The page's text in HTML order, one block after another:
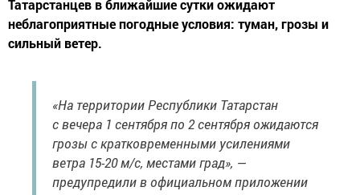
Татарстанцев в ближайшие сутки ожидают
неблагоприятные погодные условия: туман, грозы и
сильный ветер.
«На территории Республики Татарстан
с вечера 1 сентября по 2 сентября ожидаются
грозы с кратковременными усилениями
ветра 15-20 м/с, местами град», —
предупредили в официальном приложении